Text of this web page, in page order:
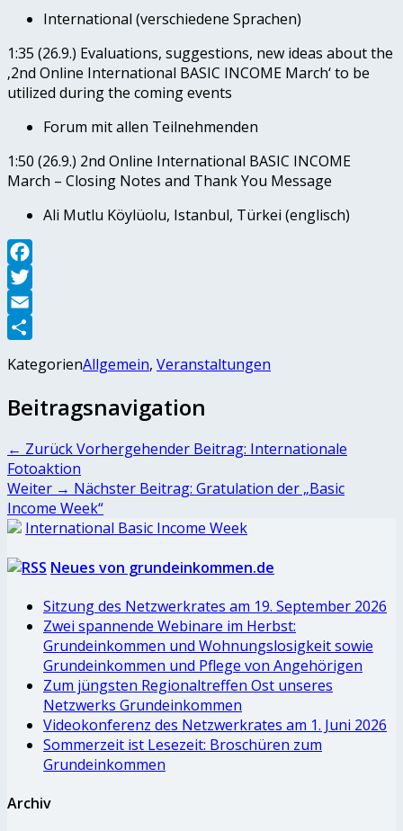
International (verschiedene Sprachen)
1:35 (26.9.) Evaluations, suggestions, new ideas about the
‚2nd Online International BASIC INCOME March‘ to be
utilized during the coming events
Forum mit allen Teilnehmenden
1:50 (26.9.) 2nd Online International BASIC INCOME
March – Closing Notes and Thank You Message
Ali Mutlu Köylüolu, Istanbul, Türkei (englisch)
Facebook
Twitter
Email
KategorienAllgemein, Veranstaltungen
Beitragsnavigation
← ZurückVorhergehender Beitrag: Internationale
Fotoaktion
Weiter → Nächster Beitrag: Gratulation der „Basic
Income Week“
International Basic Income Week
Neues von grundeinkommen.de
Sitzung des Netzwerkrates am 19. September 2026
Zwei spannende Webinare im Herbst:
Grundeinkommen und Wohnungslosigkeit sowie
Grundeinkommen und Pflege von Angehörigen
Zum jüngsten Regionaltreffen Ost unseres
Netzwerks Grundeinkommen
Videokonferenz des Netzwerkrates am 1. Juni 2026
Sommerzeit ist Lesezeit: Broschüren zum
Grundeinkommen
Archiv